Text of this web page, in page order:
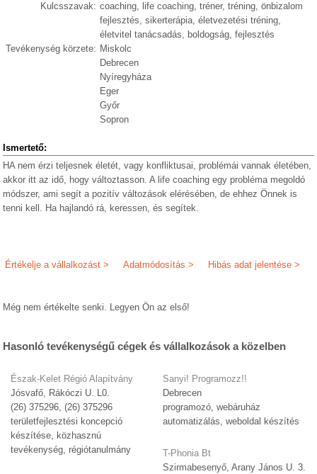
Kulcsszavak: coaching, life coaching, tréner, tréning, önbizalom
fejlesztés, sikerterápia, életvezetési tréning,
életvitel tanácsadás, boldogság, fejlesztés
Tevékenység körzete: Miskolc
Debrecen
Nyíregyháza
Eger
Győr
Sopron
Ismertető:
HA nem érzi teljesnek életét, vagy konfliktusai, problémái vannak életében,
akkor itt az idő, hogy változtasson. A life coaching egy probléma megoldó
módszer, ami segít a pozitív változások elérésében, de ehhez Önnek is
tenni kell. Ha hajlandó rá, keressen, és segítek.
Hibás adat jelentése >
Adatmódosítás >
Értékelje a vállalkozást >
Még nem értékelte senki. Legyen Ön az első!
Hasonló tevékenységű cégek és vállalkozások a közelben
Észak-Kelet Régió Alapítvány
Jósvafő, Rákóczi U. L0.
(26) 375296, (26) 375296
területfejlesztési koncepció
készítése, közhasznú
tevékenység, régiótanulmány
Sanyi! Programozz!!
Debrecen
programozó, webáruház
automatizálás, weboldal készítés
T-Phonia Bt
Szirmabesenyő, Arany János U. 3.